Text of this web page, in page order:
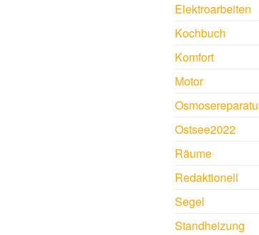
Elektroarbeiten
Kochbuch
Komfort
Motor
Ostsee2022
Räume
Redaktionell
Segel
Standheizung